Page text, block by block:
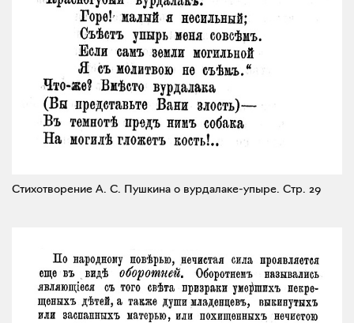
Стихотворение А. С. Пушкина о вурдалаке-упыре. Стр. 29